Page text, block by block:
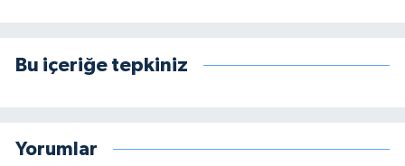
Bu içeriğe tepkiniz
Yorumlar